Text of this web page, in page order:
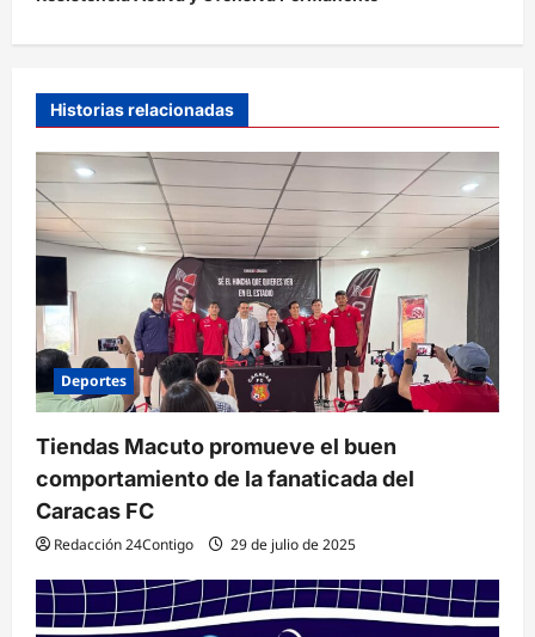
a
c
ó
n
d
e
n
t
a
d
a
s
Historias relacionadas
Deportes
Tiendas Macuto promueve el buen
comportamiento de la fanaticada del
Caracas FC
Redacción 24Contigo 29 de julio de 2025